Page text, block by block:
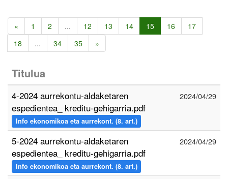
« 1 2 ... 12 13 14 15 16
17
18
... 34 35 »
Titulua
4-2024 aurrekontu-aldaketaren
espedientea_ kreditu-gehigarria.pdf
Info ekonomikoa eta aurrekont. (8. art.)
2024/04/29
5-2024 aurrekontu-aldaketaren
espedientea_ kreditu-gehigarria.pdf
Info ekonomikoa eta aurrekont. (8. art.)
2024/04/29